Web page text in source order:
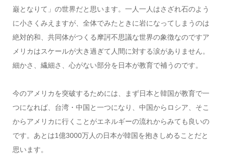
巌となりて」の世界だと思います。一人一人はさざれ石のよう
に小さくみえますが、全体でみたときに岩になってしまうのは
絶対的和、共同体がつくる摩訶不思議な世界の象徴なのですア
メリカはスケールが大き過ぎて人間に対する涙がありません。
細かさ、繊細さ、心がない部分を日本が教育で補うのです。
今のアメリカを突破するためには、まず日本と韓国が教育で一
つになれば、台湾・中国と一つになり、中国からロシア、そこ
からアメリカに行くことがエネルギーの流れからみても良いの
です。あとは1億3000万人の日本が韓国を抱きしめることだと
思います。